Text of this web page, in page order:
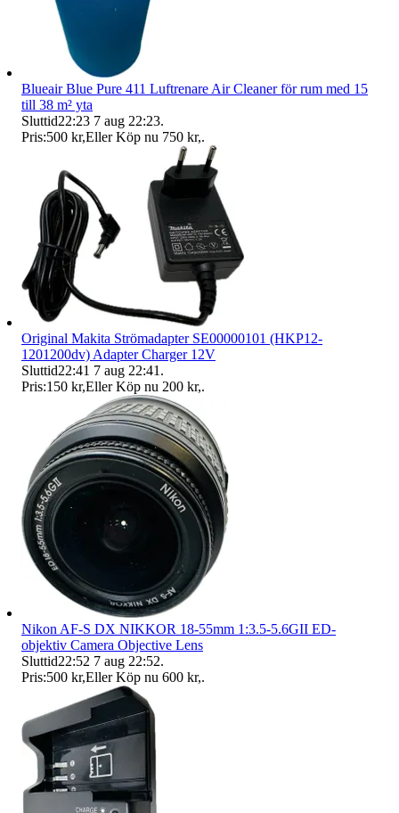
Blueair Blue Pure 411 Luftrenare Air Cleaner för rum med 15
till 38 m² yta
Sluttid22:23 7 aug 22:23.
Pris:500 kr,Eller Köp nu 750 kr,.
Original Makita Strömadapter SE00000101 (HKP12-
1201200dv) Adapter Charger 12V
Sluttid22:41 7 aug 22:41 .
Pris:150 kr,Eller Köp nu 200 kr,.
Nikon AF-S DX NIKKOR 18-55mm 1:3.5-5.6GII ED-
objektiv Camera Objective Lens
Sluttid22:52 7 aug 22:52.
Pris:500 kr,Eller Köp nu 600 kr,.